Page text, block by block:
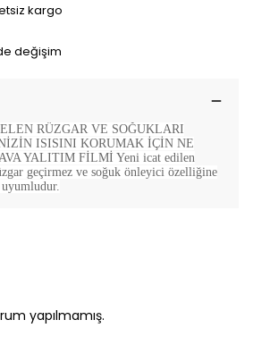
kargo
değişim
RÜZGAR VE SOĞUKLARI
ISISINI KORUMAK İÇİN NE
YALITIM FİLMİ Yeni icat edilen
geçirmez ve soğuk önleyici özelliğine
yapılmamış.